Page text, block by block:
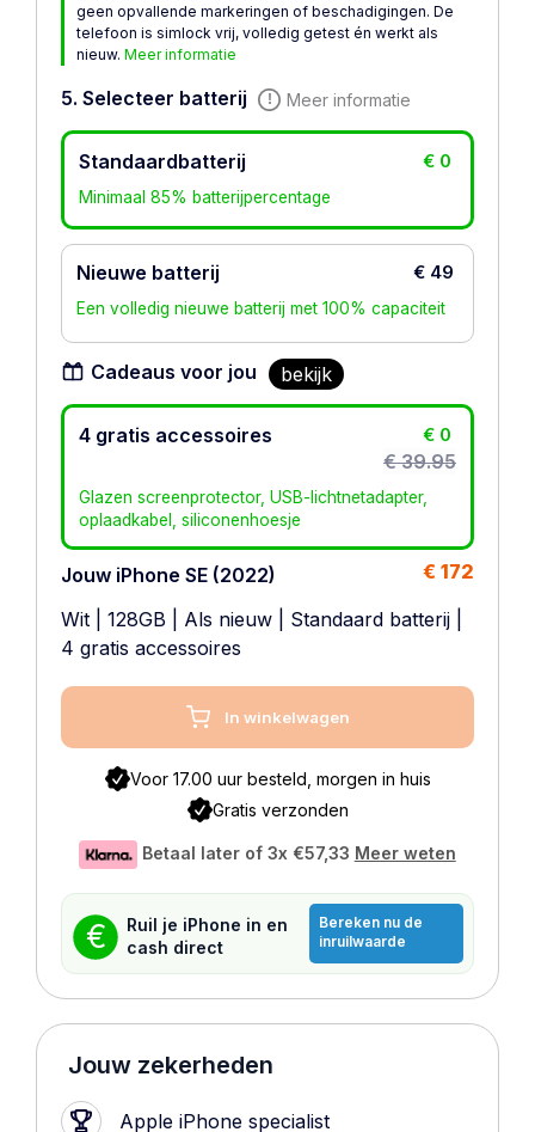
geen opvallende markeringen of beschadigingen. De
telefoon is simlock vrij, volledig getest én werkt als
nieuw. Meer informatie
5. Selecteer batterij Meer informatie
Standaardbatterij € 0
Minimaal 85% batterijpercentage
Nieuwe batterij € 49
Een volledig nieuwe batterij met 100% capaciteit
Cadeaus voor jou bekijk
4 gratis accessoires € 0
€ 39.95
Glazen screenprotector, USB-lichtnetadapter,
oplaadkabel, siliconenhoesje
Jouw iPhone SE (2022)
€ 172
Wit
128GB Als nieuw Standaard batterij
4 gratis accessoires
In winkelwagen
Voor 17.00 uur besteld, morgen in huis
Gratis verzonden
Betaal later of 3x €57,33 Meer weten
€
Ruil je iPhone in en
cash direct
Bereken nu de
inruilwaarde
Jouw zekerheden
Apple iPhone specialist